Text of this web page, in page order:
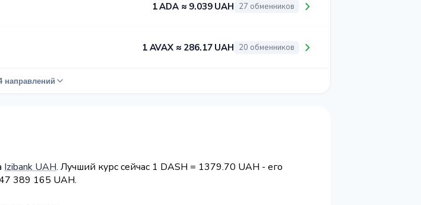
1 ADA ≈ 9.039 UAH 27 обменников
1 AVAX ≈ 286.17 UAH 20 обменников
направлений
Izibank UAH. Лучший курс сейчас 1 DASH = 1379.70 UAH - его
389 165 UAH.